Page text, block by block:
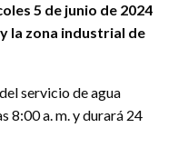
5 de junio de 2024
la zona industrial de
servicio de agua
8:00 a. m. y durará 24